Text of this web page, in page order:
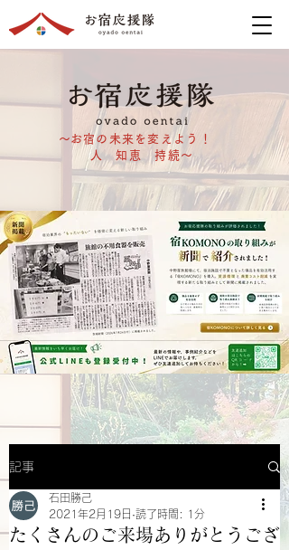
​～お宿の未来を変えよう！
人 知恵 持続～
記事
たくさんのご来場ありがとうござ
石田勝己
2021年2月19日 読了時間: 1分